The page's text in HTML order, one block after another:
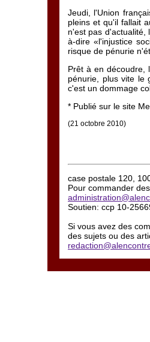
Jeudi, l'Union
pleins et qu'il fallait
n'est pas d'actualité,
à-dire «l'injustice
risque de pénurie
Prêt à en découdre,
pénurie, plus vite le
c'est un dommage
* Publié sur le site
(21 octobre 2010)
case postale 120,
Pour commander
Soutien: ccp 10-
Si vous avez des
des sujets ou des